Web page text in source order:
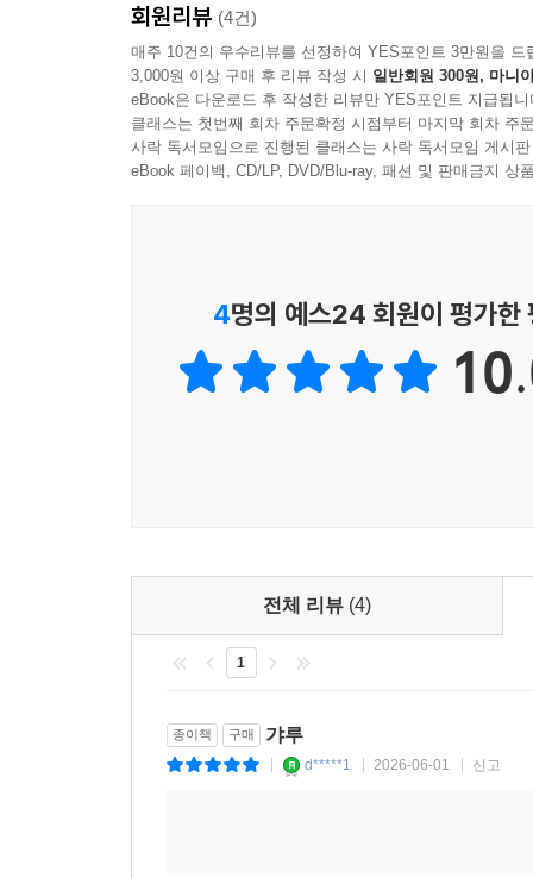
회원리뷰 (4건)
매주 10건의 우수리뷰를 선정하여 YES포인트 3만원을 드
3,000원 이상 구매 후 리뷰 작성 시 일반회원 300원, 마니
eBook은 다운로드 후 작성한 리뷰만 YES포인트 지급됩니
클래스는 첫번째 회차 주문확정 시점부터 마지막 회차 주
사락 독서모임으로 진행된 클래스는 사락 독서모임 게시
eBook 페이백, CD/LP, DVD/Blu-ray, 패션 및 판매금지 상
4명의 예스24 회원이 평가한
전체 리뷰 (4)
1
종이책 구매 갸루
d*****1 2026-06-01 신고